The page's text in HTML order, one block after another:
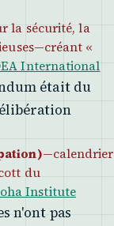
la sécurité, la
«
International
était du
—calendrier
du
Institute
n'ont pas